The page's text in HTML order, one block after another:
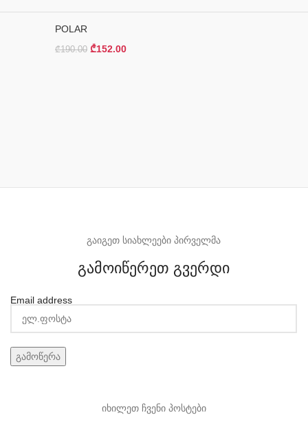
POLAR
₾190.00 ₾152.00
გაიგეთ სიახლეები პირველმა
გამოიწერეთ გვერდი
Email address
იხილეთ ჩვენი პოსტები